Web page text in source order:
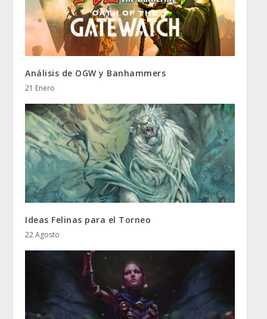
Análisis de OGW y Banhammers
21 Enero
Ideas Felinas para el Torneo
22 Agosto